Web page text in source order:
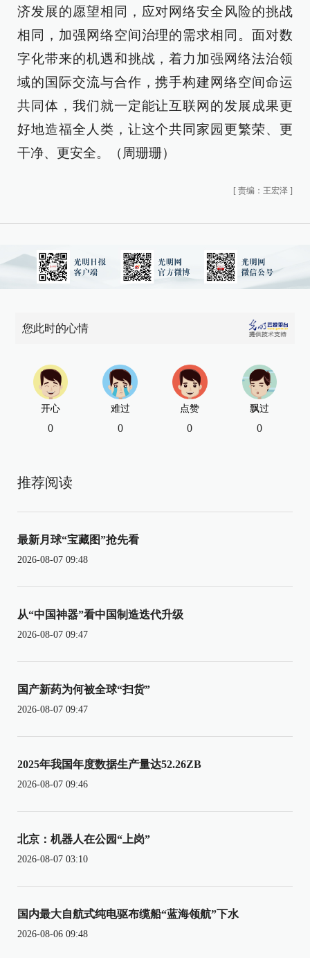
济发展的愿望相同，应对网络安全风险的挑战
相同，加强网络空间治理的需求相同。面对数
字化带来的机遇和挑战，着力加强网络法治领
域的国际交流与合作，携手构建网络空间命运
共同体，我们就一定能让互联网的发展成果更
好地造福全人类，让这个共同家园更繁荣、更
干净、更安全。（周珊珊）
[ 责编：王宏泽 ]
您此时的心情
开心
0
难过
0
点赞
0
飘过
0
推荐阅读
最新月球“宝藏图”抢先看
2026-08-07 09:48
从“中国神器”看中国制造迭代升级
2026-08-07 09:47
国产新药为何被全球“扫货”
2026-08-07 09:47
2025年我国年度数据生产量达52.26ZB
2026-08-07 09:46
北京：机器人在公园“上岗”
2026-08-07 03:10
国内最大自航式纯电驱布缆船“蓝海领航”下水
2026-08-06 09:48